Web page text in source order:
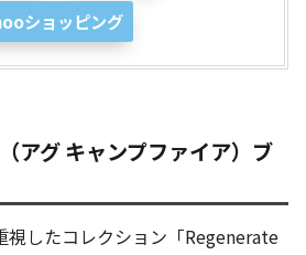
ショッピング
アグ キャンプファイア）ブ
視したコレクション「Regenerate